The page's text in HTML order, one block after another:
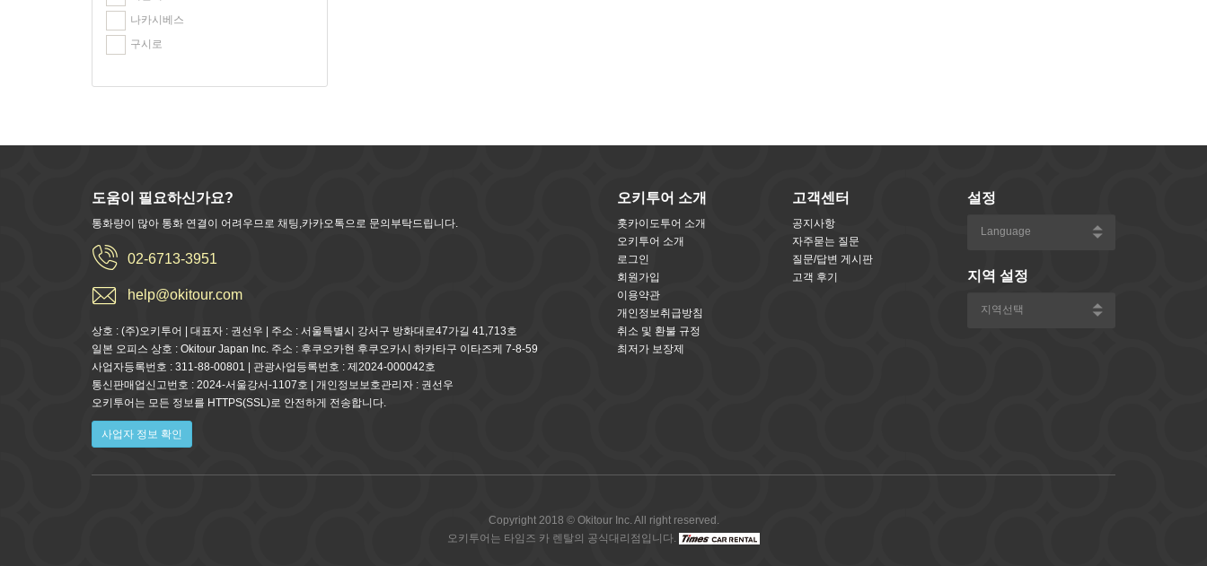
나카시베스
구시로
도움이 필요하신가요?
통화량이 많아 통화 연결이 어려우므로 채팅,카카오톡으로 문의부탁드립니다.
02-6713-3951
help@okitour.com
상호 : (주)오키투어 | 대표자 : 권선우 | 주소 : 서울특별시 강서구 방화대로47가길 41,713호
일본 오피스 상호 : Okitour Japan Inc. 주소 : 후쿠오카현 후쿠오카시 하카타구 이타즈케 7-8-59
사업자등록번호 : 311-88-00801 | 관광사업등록번호 : 제2024-000042호
통신판매업신고번호 : 2024-서울강서-1107호 | 개인정보보호관리자 : 권선우
오키투어는 모든 정보를 HTTPS(SSL)로 안전하게 전송합니다.
사업자 정보 확인
오키투어 소개
홋카이도투어 소개
오키투어 소개
로그인
회원가입
이용약관
개인정보취급방침
취소 및 환불 규정
최저가 보장제
고객센터
공지사항
자주묻는 질문
질문/답변 게시판
고객 후기
설정
지역 설정
Copyright 2018 © Okitour Inc. All right reserved.
오키투어는 타임즈 카 렌탈의 공식대리점입니다.